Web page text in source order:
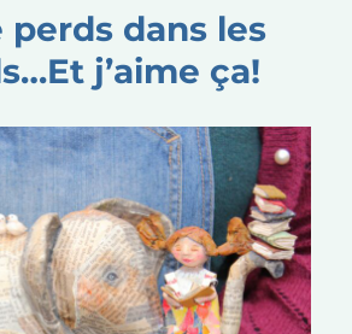
d’expositions,
de
nouvelles
sculptures…
une
petite
pause
avant
la
suite
perds dans les
j’aime ça!